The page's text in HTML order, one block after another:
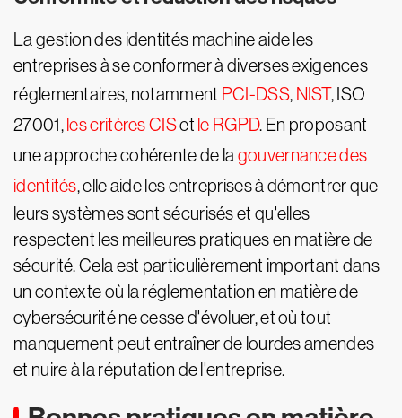
La gestion des identités machine aide les
entreprises à se conformer à diverses exigences
réglementaires, notamment PCI-DSS, NIST, ISO
27001, les critères CISet le RGPD. En proposant
une approche cohérente de la gouvernance des
identités, elle aide les entreprises à démontrer que
leurs systèmes sont sécurisés et qu'elles
respectent les meilleures pratiques en matière de
sécurité. Cela est particulièrement important dans
un contexte où la réglementation en matière de
cybersécurité ne cesse d'évoluer, et où tout
manquement peut entraîner de lourdes amendes
et nuire à la réputation de l'entreprise.